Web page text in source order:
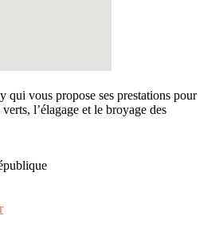
qui vous propose ses prestations pour
l’élagage et le broyage des